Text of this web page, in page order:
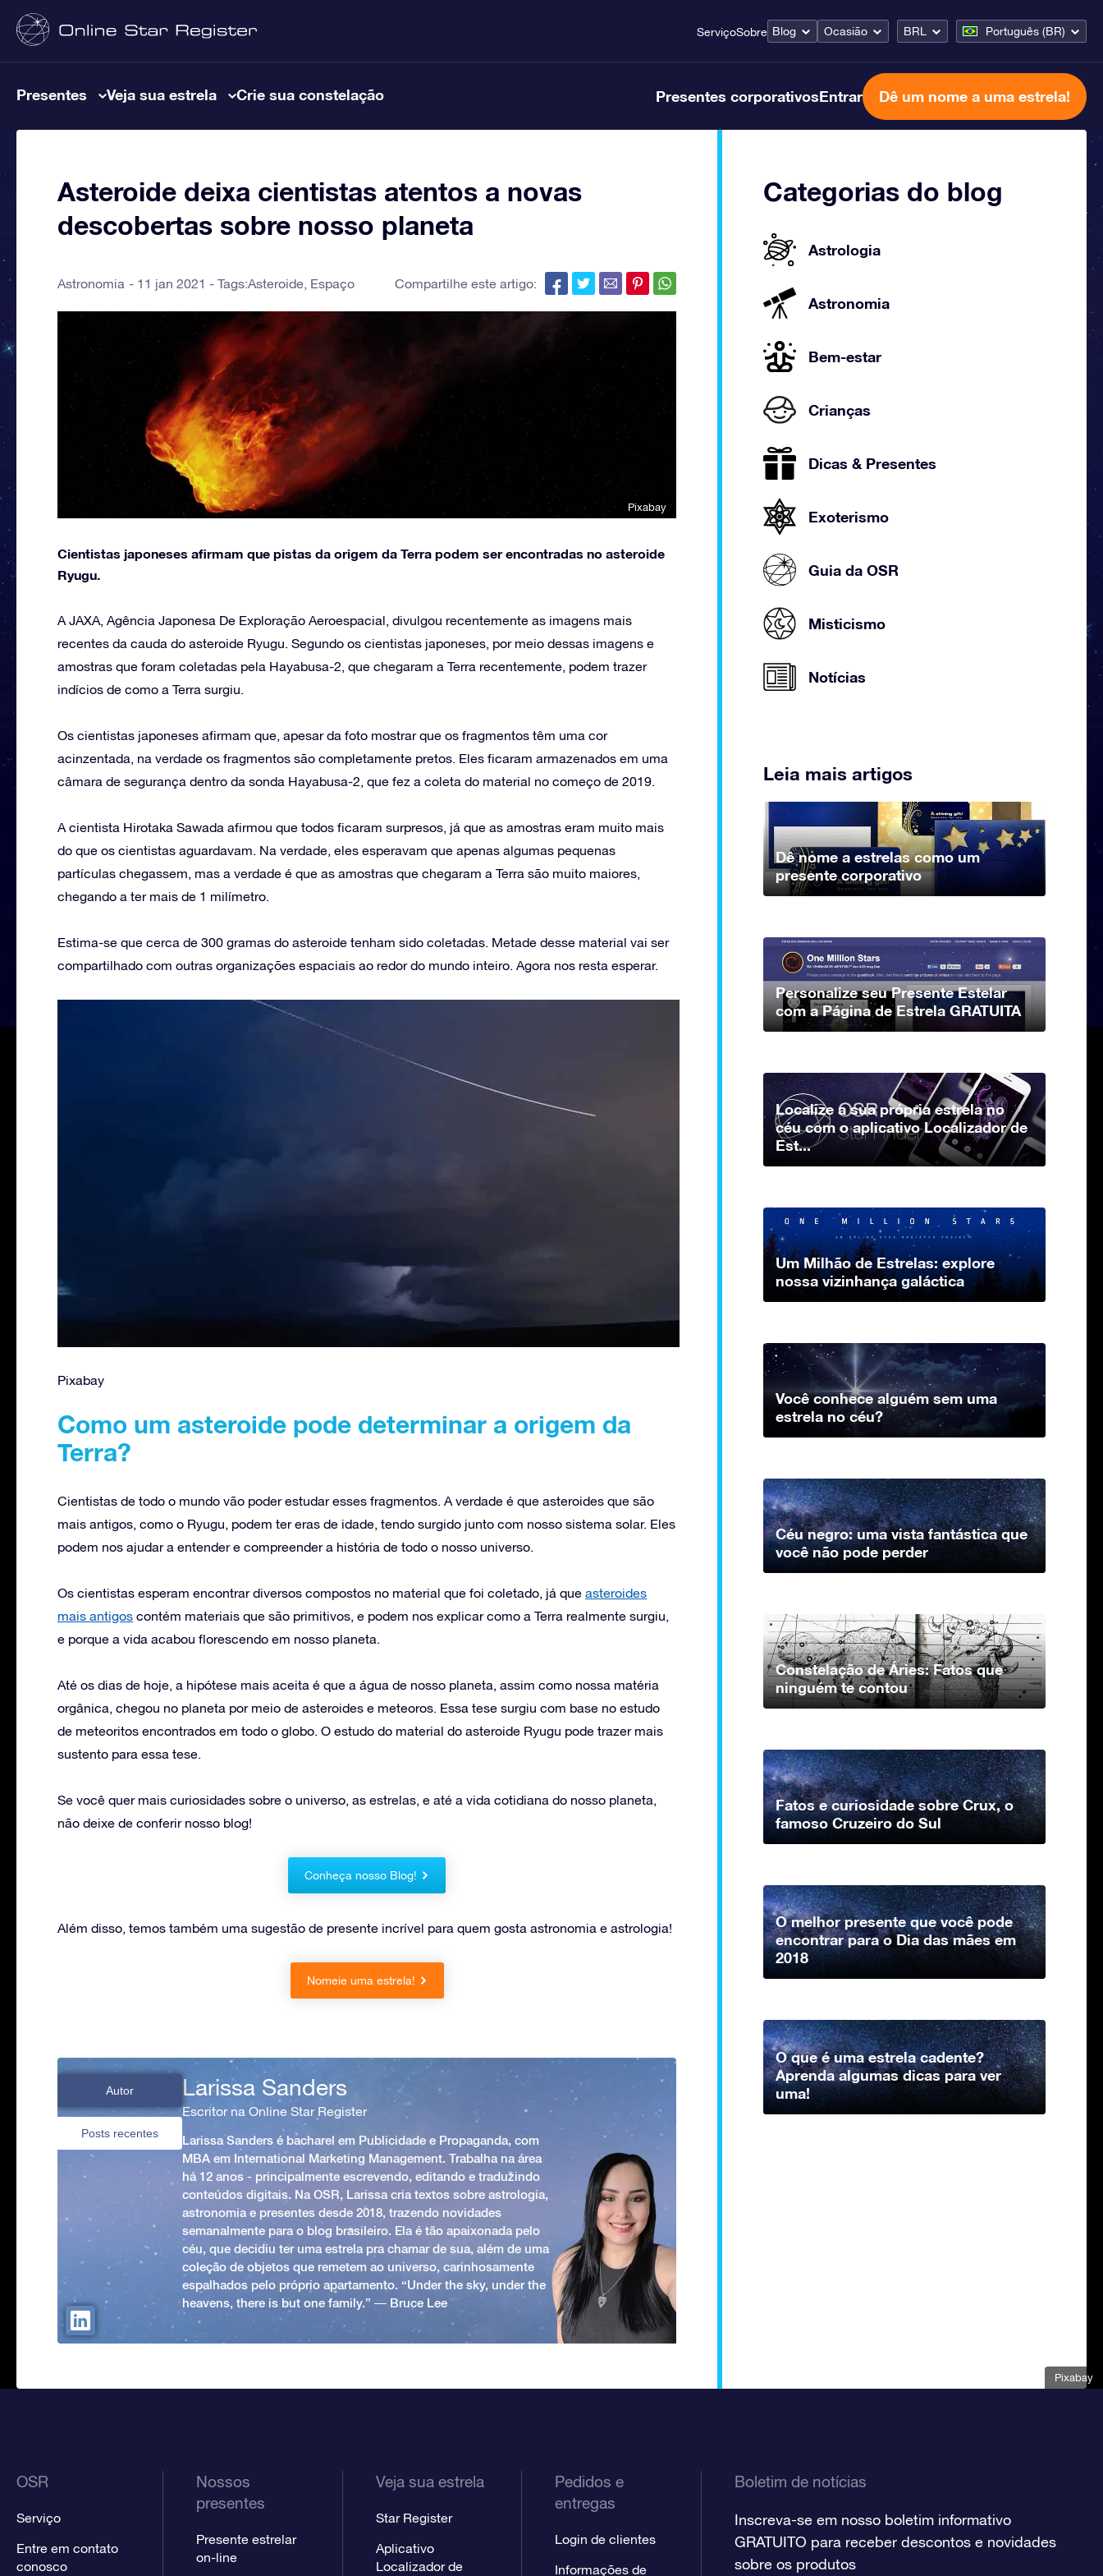
ServiçoSobre Blog Ocasião BRL Português (BR)
Presentes Veja sua estrela Crie sua constelação Presentes corporativosEntrar Dê um nome a uma estrela!
Asteroide deixa cientistas atentos a novas
descobertas sobre nosso planeta
Astronomia 11 jan 2021 - Tags:Asteroide, Espaço Compartilhe este artigo:
Pixabay
Cientistas japoneses afirmam que pistas da origem da Terra podem ser encontradas no asteroide
Ryugu.
A JAXA, Agência Japonesa De Exploração Aeroespacial, divulgou recentemente as imagens mais
recentes da cauda do asteroide Ryugu. Segundo os cientistas japoneses, por meio dessas imagens e
amostras que foram coletadas pela Hayabusa-2, que chegaram a Terra recentemente, podem trazer
indícios de como a Terra surgiu.
Os cientistas japoneses afirmam que, apesar da foto mostrar que os fragmentos têm uma cor
acinzentada, na verdade os fragmentos são completamente pretos. Eles ficaram armazenados em uma
câmara de segurança dentro da sonda Hayabusa-2, que fez a coleta do material no começo de 2019.
A cientista Hirotaka Sawada afirmou que todos ficaram surpresos, já que as amostras eram muito mais
do que os cientistas aguardavam. Na verdade, eles esperavam que apenas algumas pequenas
partículas chegassem, mas a verdade é que as amostras que chegaram a Terra são muito maiores,
chegando a ter mais de 1 milímetro.
Estima-se que cerca de 300 gramas do asteroide tenham sido coletadas. Metade desse material vai ser
compartilhado com outras organizações espaciais ao redor do mundo inteiro. Agora nos resta esperar.
Pixabay
Pixabay
Como um asteroide pode determinar a origem da
Terra?
Cientistas de todo o mundo vão poder estudar esses fragmentos. A verdade é que asteroides que são
mais antigos, como o Ryugu, podem ter eras de idade, tendo surgido junto com nosso sistema solar. Eles
podem nos ajudar a entender e compreender a história de todo o nosso universo.
Os cientistas esperam encontrar diversos compostos no material que foi coletado, já que asteroides
mais antigos contém materiais que são primitivos, e podem nos explicar como a Terra realmente surgiu,
e porque a vida acabou florescendo em nosso planeta.
Até os dias de hoje, a hipótese mais aceita é que a água de nosso planeta, assim como nossa matéria
orgânica, chegou no planeta por meio de asteroides e meteoros. Essa tese surgiu com base no estudo
de meteoritos encontrados em todo o globo. O estudo do material do asteroide Ryugu pode trazer mais
sustento para essa tese.
Se você quer mais curiosidades sobre o universo, as estrelas, e até a vida cotidiana do nosso planeta,
não deixe de conferir nosso blog!
Conheça nosso Blog!
Além disso, temos também uma sugestão de presente incrível para quem gosta astronomia e astrologia!
Nomeie uma estrela!
Autor
Posts recentes
Larissa Sanders
Escritor na Online Star Register
Larissa Sanders é bacharel em Publicidade e Propaganda, com
MBA em International Marketing Management. Trabalha na área
há 12 anos - principalmente escrevendo, editando e traduzindo
conteúdos digitais. Na OSR, Larissa cria textos sobre astrologia,
astronomia e presentes desde 2018, trazendo novidades
semanalmente para o blog brasileiro. Ela é tão apaixonada pelo
céu, que decidiu ter uma estrela pra chamar de sua, além de uma
coleção de objetos que remetem ao universo, carinhosamente
espalhados pelo próprio apartamento. “Under the sky, under the
heavens, there is but one family.” ― Bruce Lee
Categorias do blog
Astrologia
Astronomia
Bem-estar
Crianças
Dicas & Presentes
Exoterismo
Guia da OSR
Misticismo
Notícias
Leia mais artigos
Dê nome a estrelas como um
presente corporativo
Personalize seu Presente Estelar
com a Página de Estrela GRATUITA
Localize a sua própria estrela no
céu com o aplicativo Localizador de
Est...
Um Milhão de Estrelas: explore
nossa vizinhança galáctica
Você conhece alguém sem uma
estrela no céu?
Céu negro: uma vista fantástica que
você não pode perder
Constelação de Áries: Fatos que
ninguém te contou
Fatos e curiosidade sobre Crux, o
famoso Cruzeiro do Sul
O melhor presente que você pode
encontrar para o Dia das mães em
2018
O que é uma estrela cadente?
Aprenda algumas dicas para ver
uma!
OSR
Serviço
Entre em contato
conosco
Nossos
presentes
Presente estrelar
on-line
Veja sua estrela
Star Register
Aplicativo
Localizador de
Pedidos e
entregas
Login de clientes
Informações de
Boletim de notícias
Inscreva-se em nosso boletim informativo
GRATUITO para receber descontos e novidades
sobre os produtos